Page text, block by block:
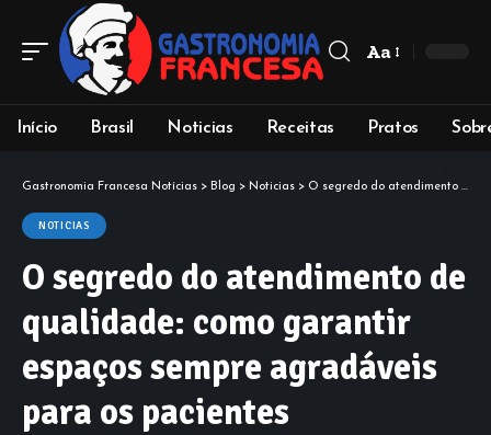
Aa
Início Brasil Noticias Receitas Pratos
Gastronomia Francesa Notícias > Blog > Noticias > O segredo do atendimento de qualidade: como garantir espaços sempre agradáveis para os pacientes
NOTICIAS
O segredo do atendimento de
qualidade: como garantir
espaços sempre agradáveis
para os pacientes